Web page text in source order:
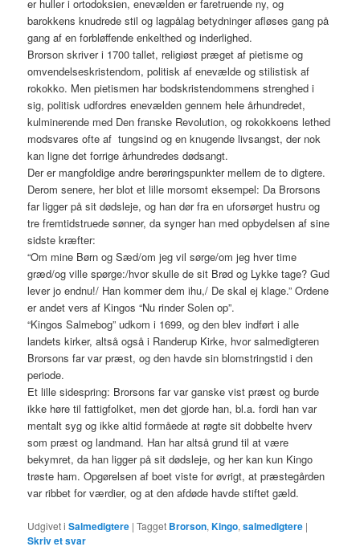
er huller i ortodoksien, enevælden er faretruende ny, og
barokkens knudrede stil og lagpålag betydninger afløses gang på
gang af en forbløffende enkelthed og inderlighed.
Brorson skriver i 1700 tallet, religiøst præget af pietisme og
omvendelseskristendom, politisk af enevælde og stilistisk af
rokokko. Men pietismen har bodskristendommens strenghed i
sig, politisk udfordres enevælden gennem hele århundredet,
kulminerende med Den franske Revolution, og rokokkoens lethed
modsvares ofte af tungsind og en knugende livsangst, der nok
kan ligne det forrige århundredes dødsangt.
Der er mangfoldige andre berøringspunkter mellem de to digtere.
Derom senere, her blot et lille morsomt eksempel: Da Brorsons
far ligger på sit dødsleje, og han dør fra en uforsørget hustru og
tre fremtidstruede sønner, da synger han med opbydelsen af sine
sidste kræfter:
“Om mine Børn og Sæd/om jeg vil sørge/om jeg hver time
græd/og ville spørge:/hvor skulle de sit Brød og Lykke tage? Gud
lever jo endnu!/ Han kommer dem ihu,/ De skal ej klage.” Ordene
er andet vers af Kingos “Nu rinder Solen op”.
“Kingos Salmebog” udkom i 1699, og den blev indført i alle
landets kirker, altså også i Randerup Kirke, hvor salmedigteren
Brorsons far var præst, og den havde sin blomstringstid i den
periode.
Et lille sidespring: Brorsons far var ganske vist præst og burde
ikke høre til fattigfolket, men det gjorde han, bl.a. fordi han var
mentalt syg og ikke altid formåede at røgte sit dobbelte hverv
som præst og landmand. Han har altså grund til at være
bekymret, da han ligger på sit dødsleje, og her kan kun Kingo
trøste ham. Opgørelsen af boet viste for øvrigt, at præstegården
var ribbet for værdier, og at den afdøde havde stiftet gæld.
Udgivet i Salmedigtere |Tagget Brorson,Kingo,salmedigtere |
Skriv et svar